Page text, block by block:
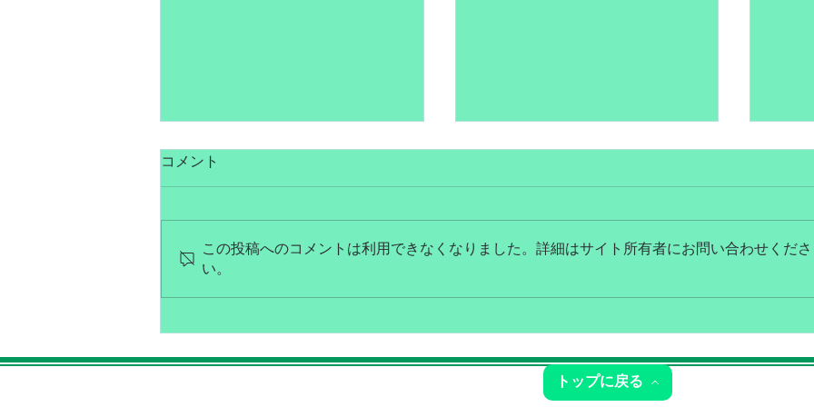
８月営業日のお知らせ
コメント
この投稿へのコメントは利用できなくなりました。詳細はサイト所有者にお問い合わせくださ
い。
トップに戻る